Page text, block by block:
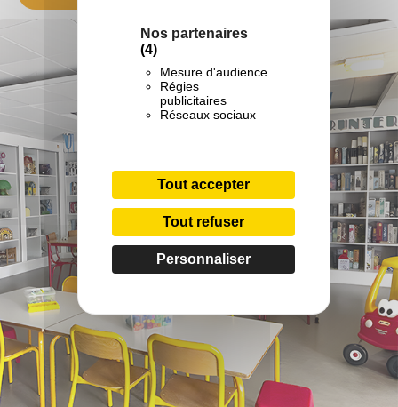
Nos partenaires
(4)
Mesure d'audience
Régies
publicitaires
Réseaux sociaux
Tout accepter
Tout refuser
Personnaliser